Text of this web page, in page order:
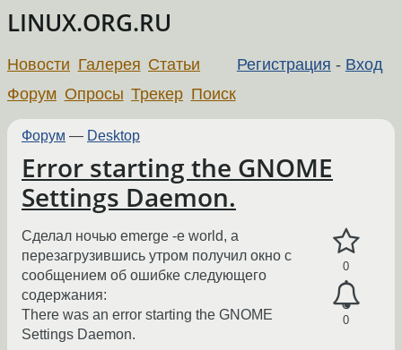
LINUX.ORG.RU
Регистрация - Вход
Новости Галерея Статьи
Форум Опросы Трекер Поиск
Форум — Desktop
Error starting the GNOME
Settings Daemon.
0
0
Сделал ночью emerge -e world, а
перезагрузившись утром получил окно с
сообщением об ошибке следующего
содержания:
There was an error starting the GNOME
Settings Daemon.